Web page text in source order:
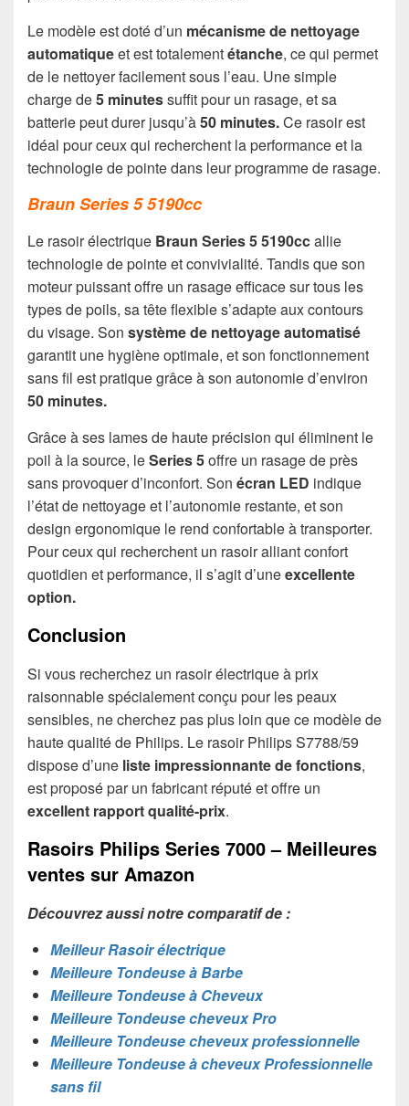
Le modèle est doté d’un mécanisme de nettoyage
automatiqueet est totalementétanche, ce qui permet
de le nettoyer facilement sous l’eau. Une simple
charge de5 minutessuffit pour un rasage, et sa
batterie peut durer jusqu’à50 minutes.Ce rasoir est
idéal pour ceux qui recherchent la performance et la
technologie de pointe dans leur programme de rasage.
Braun Series 5 5190cc
Le rasoir électrique Braun Series 5 5190ccallie
technologie de pointe et convivialité. Tandis que son
moteur puissant offre un rasage efficace sur tous les
types de poils, sa tête flexible s’adapte aux contours
du visage. Son système de nettoyage automatisé
garantit une hygiène optimale, et son fonctionnement
sans fil est pratique grâce à son autonomie d’environ
50 minutes.
Grâce à ses lames de haute précision qui éliminent le
poil à la source, leSeries 5offre un rasage de près
sans provoquer d’inconfort. Son écran LED indique
l’état de nettoyage et l’autonomie restante, et son
design ergonomique le rend confortable à transporter.
Pour ceux qui recherchent un rasoir alliant confort
quotidien et performance, il s’agit d’uneexcellente
option.
Conclusion
Si vous recherchez un rasoir électrique à prix
raisonnable spécialement conçu pour les peaux
sensibles, ne cherchez pas plus loin que ce modèle de
haute qualité de Philips. Le rasoir Philips S7788/59
dispose d’une liste impressionnante de fonctions,
est proposé par un fabricant réputé et offre un
excellent rapport qualité-prix.
Rasoirs Philips Series 7000 – Meilleures
ventes sur Amazon
Découvrez aussi notre comparatif de :
Meilleur Rasoir électrique
Meilleure Tondeuse à Barbe
Meilleure Tondeuse à Cheveux
Meilleure Tondeuse cheveux Pro
Meilleure Tondeuse cheveux professionnelle
Meilleure Tondeuse à cheveux Professionnelle
sans fil